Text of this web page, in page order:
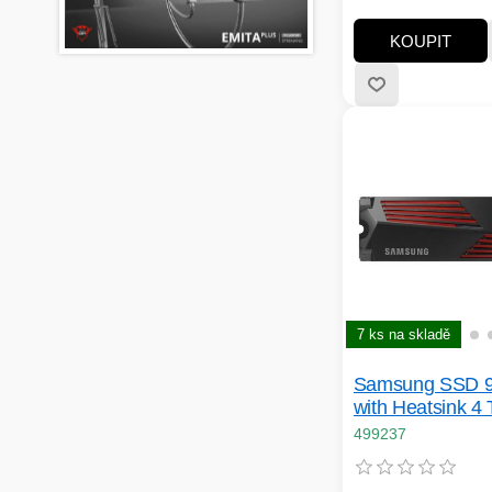
rychlost až 14800
zapisovací rychlost
MB/sec; Typ paměti
Chladič disku
KOUPIT
7 ks na skladě
Samsung SSD
with Heatsink 4
499237